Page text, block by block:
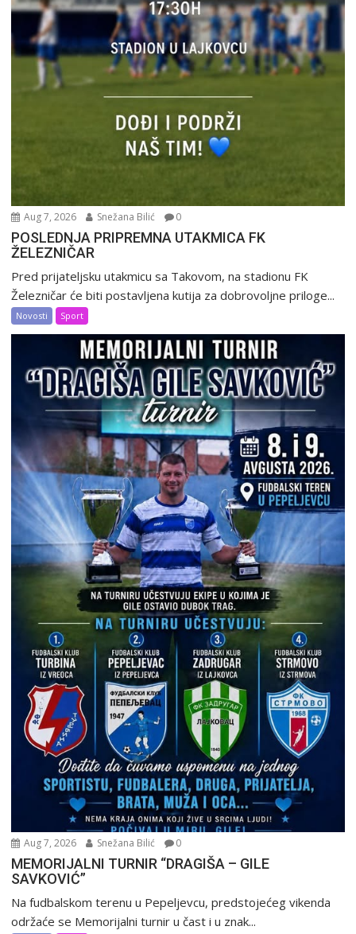
Aug 7, 2026 Snežana Bilić 0
POSLEDNJA PRIPREMNA UTAKMICA FK
ŽELEZNIČAR
Pred prijateljsku utakmicu sa Takovom, na stadionu FK
Železničar će biti postavljena kutija za dobrovoljne priloge...
Novosti Sport
Aug 7, 2026 Snežana Bilić 0
MEMORIJALNI TURNIR “DRAGIŠA – GILE
SAVKOVIĆ”
Na fudbalskom terenu u Pepeljevcu, predstojećeg vikenda
održaće se Memorijalni turnir u čast i u znak...